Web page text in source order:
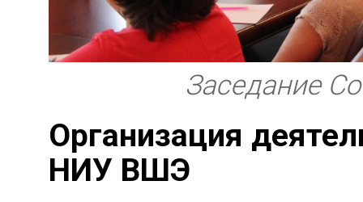
Заседание
Организация
НИУ ВШЭ